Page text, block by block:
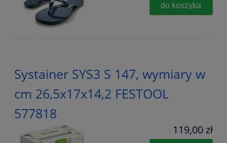
do koszyka
Systainer SYS3 S 147, wymiary w
cm 26,5x17x14,2 FESTOOL
577818
119,00 zł